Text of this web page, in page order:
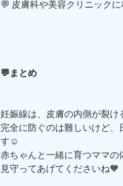
💬 皮膚科や美容クリニック
💬まとめ
妊娠線は、皮膚の内側が裂け
完全に防ぐのは難しいけど
す☺️
赤ちゃんと一緒に育つママ
見守ってあげてくださいね🧡